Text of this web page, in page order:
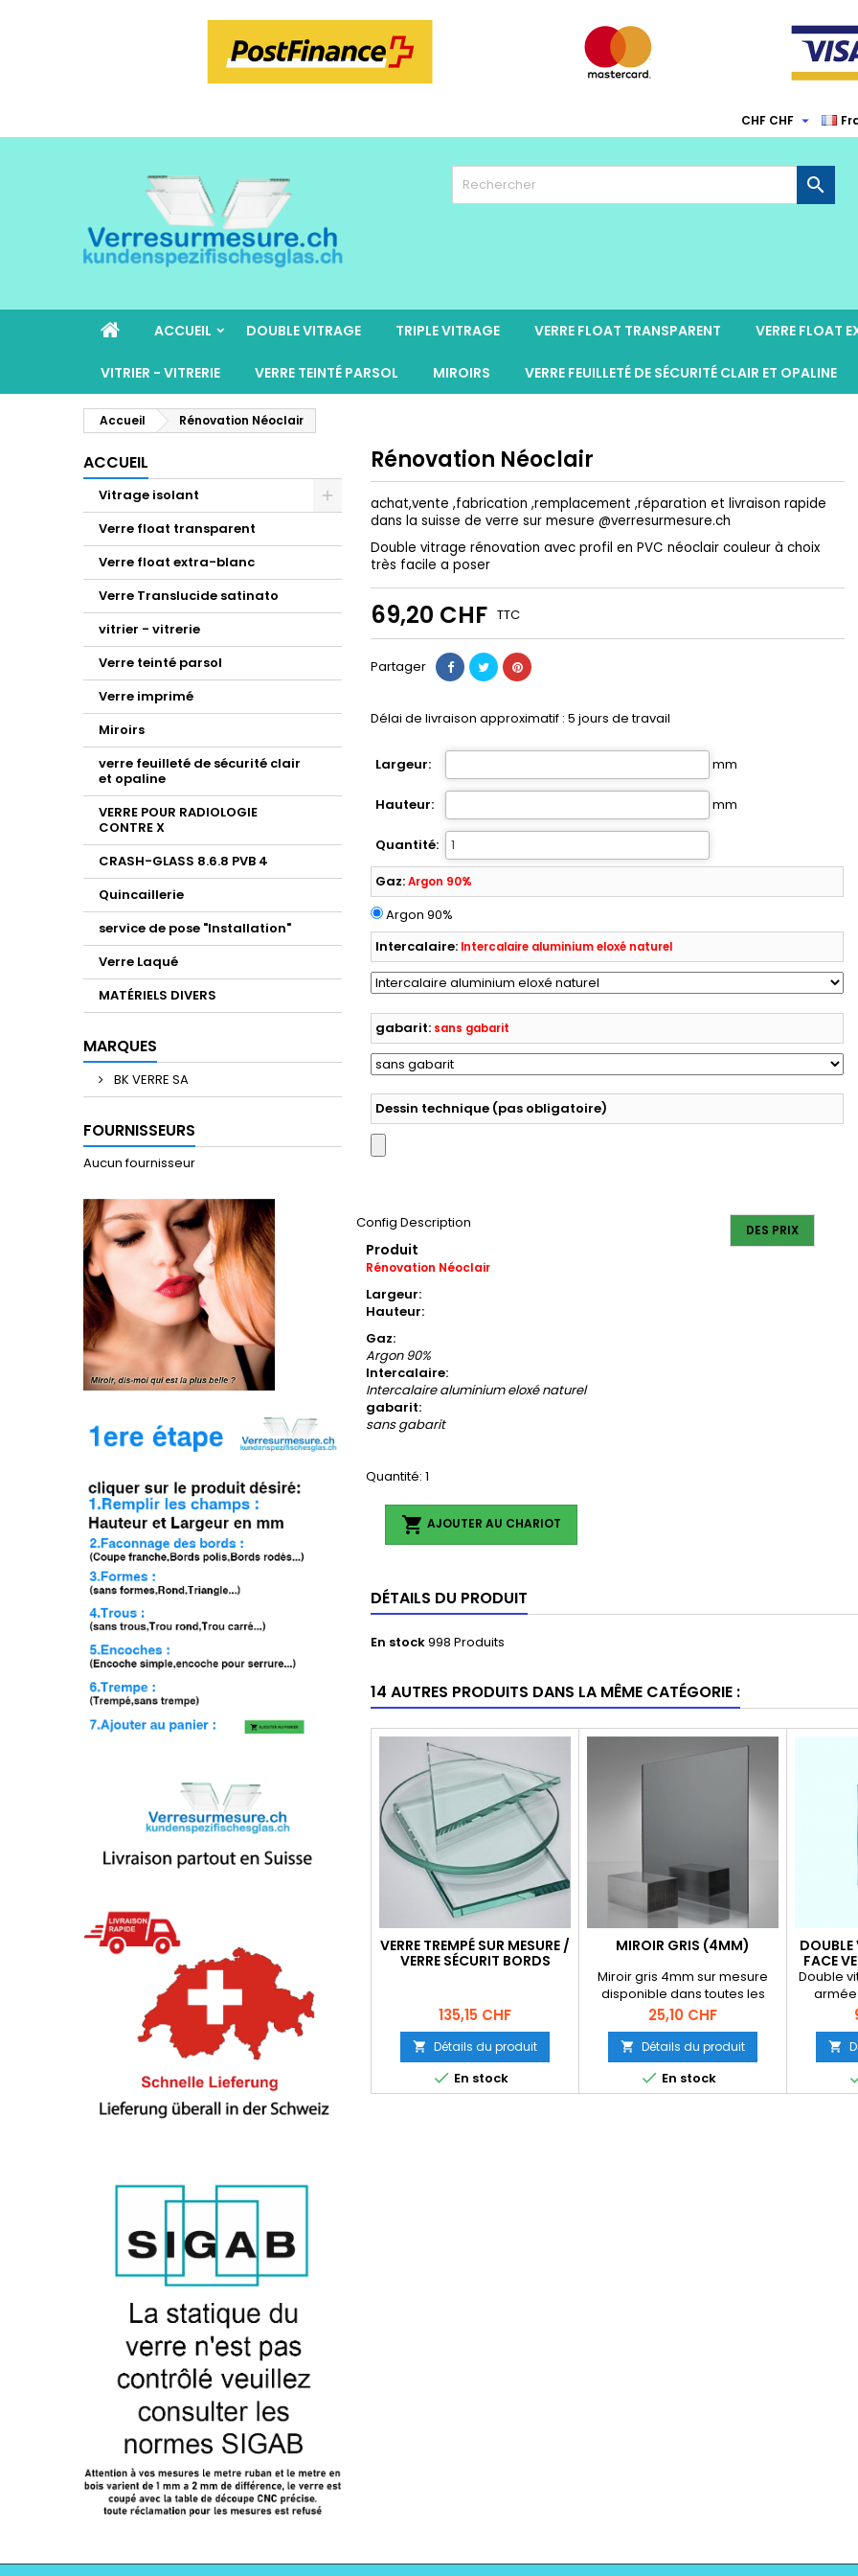
CHF CHF 

ACCUEIL DOUBLE VITRAGE TRIPLE VITRAGE VERRE FLOAT TRANSPARENT VERRE FLOAT
VITRIER - VITRERIE VERRE TEINTÉ PARSOL MIROIRS VERRE FEUILLETÉ DE SÉCURITÉ CLAIR ET OPALINE
Accueil Rénovation Néoclair
ACCUEIL
Vitrage isolant
Verre float transparent
Verre float extra-blanc
Verre Translucide satinato
vitrier - vitrerie
Verre teinté parsol
Verre imprimé
Miroirs
verre feuilleté de sécurité clair
et opaline
VERRE POUR RADIOLOGIE
CONTRE X
CRASH-GLASS 8.6.8 PVB 4
Quincaillerie
service de pose "Installation"
Verre Laqué
MATÉRIELS DIVERS
MARQUES
BK VERRE SA
FOURNISSEURS
Aucun fournisseur
Rénovation Néoclair
achat,vente ,fabrication ,remplacement ,réparation et livraison rapide
dans la suisse de verre sur mesure @verresurmesure.ch
Double vitrage rénovation avec profil en PVC néoclair couleur à choix
très facile a poser
69,20 CHF TTC
Partager
Délai de livraison approximatif : 5 jours de travail
Largeur: mm
Hauteur: mm
Quantité:
Gaz:Argon 90%
Argon 90%
Intercalaire: Intercalaire aluminium eloxé naturel
gabarit: sans gabarit
Dessin technique (pas obligatoire)
DES PRIX
Config Description
Produit
Rénovation Néoclair
Largeur:
Hauteur:
Gaz:
Argon 90%
Intercalaire:
Intercalaire aluminium eloxé naturel
gabarit:
sans gabarit
Quantité: 1
 AJOUTER AU CHARIOT
DÉTAILS DU PRODUIT
En stock998 Produits
14 AUTRES PRODUITS DANS LA MÊME CATÉGORIE :
VERRE TREMPÉ SUR MESURE /
VERRE SÉCURIT BORDS
Prix
135,15 CHF
 Détails du produit
 En stock
MIROIR GRIS (4MM)
Miroir gris 4mm sur mesure
disponible dans toutes les
formes dimension maximum
2500mm / 2500mm
Prix
25,10 CHF
 Détails du produit
 En stock
DOUBLE
FACE
Double
